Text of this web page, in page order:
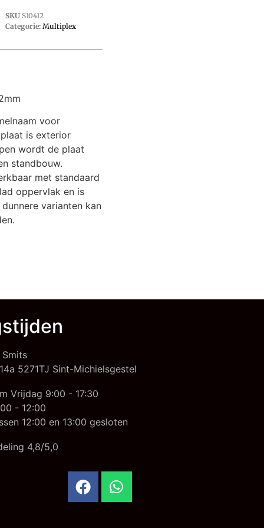
SKU S10412
Categorie: Multiplex
voor
is exterior
wordt de plaat
standbouw.
met standaard
oppervlak en is
varianten kan
5271TJ Sint-Michielsgestel
Vrijdag 9:00 - 17:30
- 12:00
12:00 en 13:00 gesloten
4,8/5,0